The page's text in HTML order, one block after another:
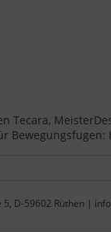
Tecara,
D-59602 Rüthen |